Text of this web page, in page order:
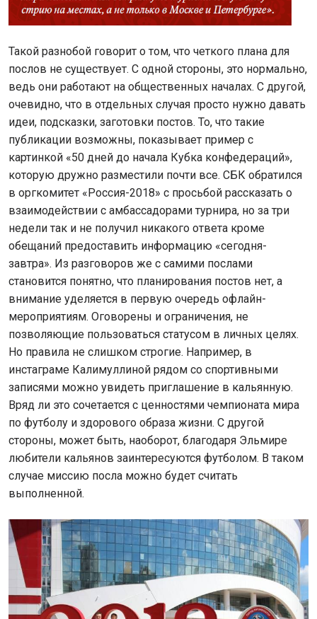
Такой разнобой говорит о том, что четкого плана для
послов не существует. С одной стороны, это нормально,
ведь они работают на общественных началах. С другой,
очевидно, что в отдельных случая просто нужно давать
идеи, подсказки, заготовки постов. То, что такие
публикации возможны, показывает пример с
картинкой «50 дней до начала Кубка конфедераций»,
которую дружно разместили почти все. СБК обратился
в оргкомитет «Россия-2018» с просьбой рассказать о
взаимодействии с амбассадорами турнира, но за три
недели так и не получил никакого ответа кроме
обещаний предоставить информацию «сегодня-
завтра». Из разговоров же с самими послами
становится понятно, что планирования постов нет, а
внимание уделяется в первую очередь офлайн-
мероприятиям. Оговорены и ограничения, не
позволяющие пользоваться статусом в личных целях.
Но правила не слишком строгие. Например, в
инстаграме Калимуллиной рядом со спортивными
записями можно увидеть приглашение в кальянную.
Вряд ли это сочетается с ценностями чемпионата мира
по футболу и здорового образа жизни. С другой
стороны, может быть, наоборот, благодаря Эльмире
любители кальянов заинтересуются футболом. В таком
случае миссию посла можно будет считать
выполненной.